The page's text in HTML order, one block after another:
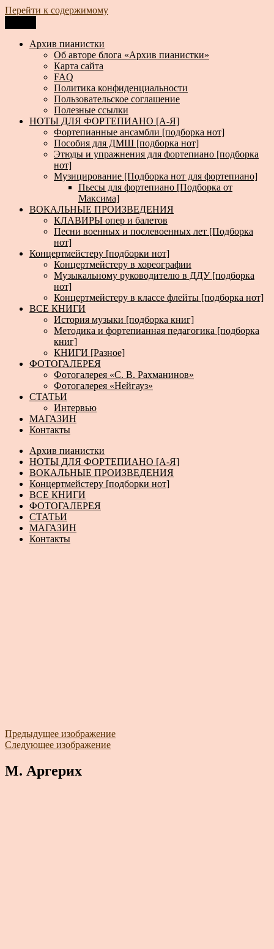
Перейти к содержимому
Архив пианистки
Всё для пианистов: ноты, книги, музыка, статьи…
Архив пианистки
Об авторе блога «Архив пианистки»
Карта сайта
FAQ
Политика конфиденциальности
Пользовательское соглашение
Полезные ссылки
НОТЫ ДЛЯ ФОРТЕПИАНО [А-Я]
Фортепианные ансамбли [подборка нот]
Пособия для ДМШ [подборка нот]
Этюды и упражнения для фортепиано [подборка
нот]
Музицирование [Подборка нот для фортепиано]
Пьесы для фортепиано [Подборка от
Максима]
ВОКАЛЬНЫЕ ПРОИЗВЕДЕНИЯ
КЛАВИРЫ опер и балетов
Песни военных и послевоенных лет [Подборка
нот]
Концертмейстеру [подборки нот]
Концертмейстеру в хореографии
Музыкальному руководителю в ДДУ [подборка
нот]
Концертмейстеру в классе флейты [подборка нот]
ВСЕ КНИГИ
История музыки [подборка книг]
Методика и фортепианная педагогика [подборка
книг]
КНИГИ [Разное]
ФОТОГАЛЕРЕЯ
Фотогалерея «С. В. Рахманинов»
Фотогалерея «Нейгауз»
СТАТЬИ
Интервью
МАГАЗИН
Контакты
Архив пианистки
НОТЫ ДЛЯ ФОРТЕПИАНО [А-Я]
ВОКАЛЬНЫЕ ПРОИЗВЕДЕНИЯ
Концертмейстеру [подборки нот]
ВСЕ КНИГИ
ФОТОГАЛЕРЕЯ
СТАТЬИ
МАГАЗИН
Контакты
Предыдущее изображение
Следующее изображение
М. Аргерих